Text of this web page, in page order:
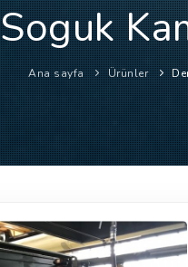
Soguk
Ana sayfa Ürünler